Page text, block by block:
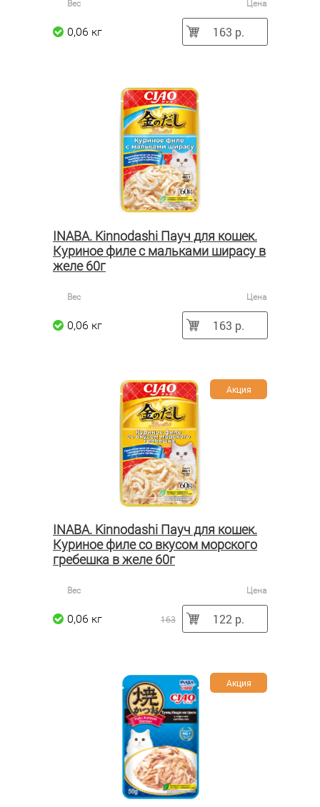
Вес Цена
0,06 кг 163 р.
INABA. Kinnodashi Пауч для кошек.
Куриное филе с мальками ширасу в
желе 60г
Вес Цена
0,06 кг 163 р.
Акция
INABA. Kinnodashi Пауч для кошек.
Куриное филе со вкусом морского
гребешка в желе 60г
Вес Цена
0,06 кг 163 122 р.
Акция